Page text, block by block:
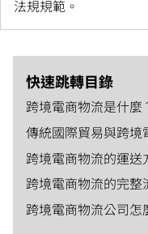
法規規範。
快速跳轉目錄
跨境電商物流是什麼
傳統國際貿易與跨境
跨境電商物流的運
跨境電商物流的完整
跨境電商物流公司怎